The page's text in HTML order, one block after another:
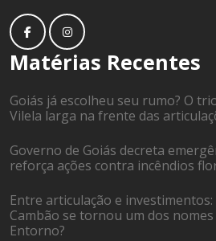
Matérias Recentes
Goiás já escolheu seu rumo? O
Vilela larga na frente das
Governo de Goiás decreta
reforça ações contra incêndios
Entre articulação e
Cambão se tornou um dos
Entorno?